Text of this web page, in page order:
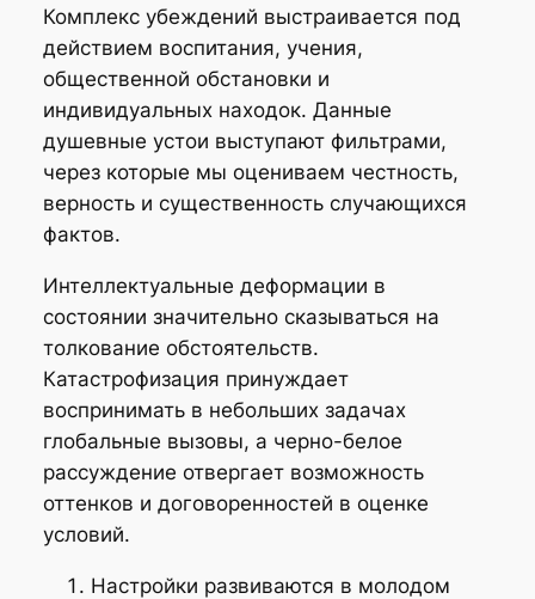
Комплекс убеждений выстраивается под
действием воспитания, учения,
общественной обстановки и
индивидуальных находок. Данные
душевные устои выступают фильтрами,
через которые мы оцениваем честность,
верность и существенность случающихся
фактов.
Интеллектуальные деформации в
состоянии значительно сказываться на
толкование обстоятельств.
Катастрофизация принуждает
воспринимать в небольших задачах
глобальные вызовы, а черно-белое
рассуждение отвергает возможность
оттенков и договоренностей в оценке
условий.
Настройки развиваются в молодом